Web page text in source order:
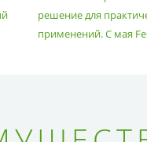
решение для
применений. С мая